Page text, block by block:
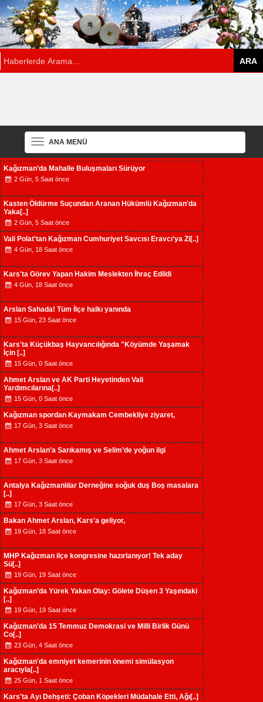
ANA MENÜ
Kağızman’da Mahalle Buluşmaları Sürüyor
2 Gün, 5 Saat önce
Kasten Öldürme Suçundan Aranan Hükümlü Kağızman'da
Yaka[..]
2 Gün, 5 Saat önce
Vali Polat'tan Kağızman Cumhuriyet Savcısı Eravcı'ya Zi[..]
4 Gün, 18 Saat önce
Kars'ta Görev Yapan Hakim Meslekten İhraç Edildi
4 Gün, 18 Saat önce
Arslan Sahada! Tüm İlçe halkı yanında
15 Gün, 23 Saat önce
Kars'ta Küçükbaş Hayvancılığında "Köyümde Yaşamak
İçin [..]
15 Gün, 0 Saat önce
Ahmet Arslan ve AK Parti Heyetinden Vali
Yardımcılarına[..]
15 Gün, 0 Saat önce
Kağızman spordan Kaymakam Cembekliye ziyaret,
17 Gün, 3 Saat önce
Ahmet Arslan’a Sarıkamış ve Selim’de yoğun ilgi
17 Gün, 3 Saat önce
Antalya Kağızmanlılar Derneğine soğuk duş Boş masalara
[..]
17 Gün, 3 Saat önce
Bakan Ahmet Arslan, Kars'a geliyor,
19 Gün, 18 Saat önce
MHP Kağızman ilçe kongresine hazırlanıyor! Tek aday
Sü[..]
19 Gün, 19 Saat önce
Kağızman’da Yürek Yakan Olay: Gölete Düşen 3 Yaşındaki
[..]
19 Gün, 19 Saat önce
Kağızman'da 15 Temmuz Demokrasi ve Milli Birlik Günü
Co[..]
23 Gün, 4 Saat önce
Kağızman'da emniyet kemerinin önemi simülasyon
aracıyla[..]
25 Gün, 1 Saat önce
Kars'ta Ayı Dehşeti: Çoban Köpekleri Müdahale Etti, Ağı[..]